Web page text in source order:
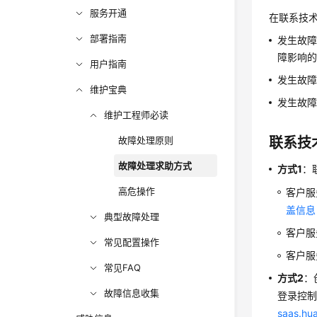
服务开通
部署指南
用户指南
维护宝典
维护工程师必读
故障处理原则
故障处理求助方式
高危操作
典型故障处理
常见配置操作
常见FAQ
故障信息收集
在联系技
发生故
障影响
发生故
发生故
联系技
方式1：
客户
盖信息
客户
客户
方式2：
登录控